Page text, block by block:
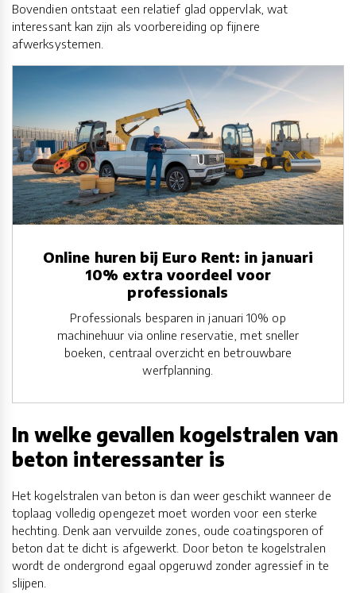
Bovendien ontstaat een relatief glad oppervlak, wat
interessant kan zijn als voorbereiding op fijnere
afwerksystemen.
Online huren bij Euro Rent: in januari
10% extra voordeel voor
professionals
Professionals besparen in januari 10% op
machinehuur via online reservatie, met sneller
boeken, centraal overzicht en betrouwbare
werfplanning.
In welke gevallen kogelstralen van
beton interessanter is
Het kogelstralen van beton is dan weer geschikt wanneer de
toplaag volledig opengezet moet worden voor een sterke
hechting. Denk aan vervuilde zones, oude coatingsporen of
beton dat te dicht is afgewerkt. Door beton te kogelstralen
wordt de ondergrond egaal opgeruwd zonder agressief in te
slijpen.